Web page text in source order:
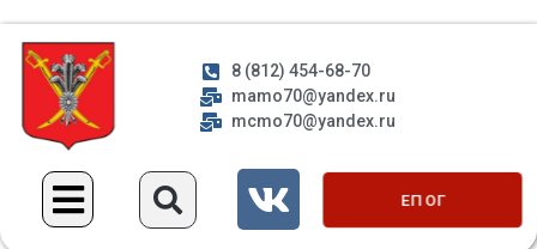
8 (812) 454-68-70
mamo70@yandex.ru
mcmo70@yandex.ru
ЕП ОГ